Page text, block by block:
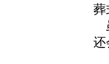
葬
还